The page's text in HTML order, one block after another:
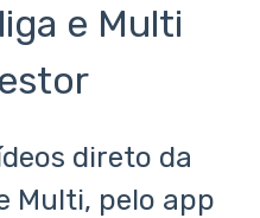
e Multi
direto da
Multi, pelo app